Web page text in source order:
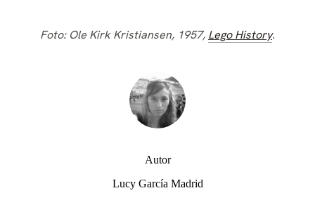
Foto: Ole Kirk Kristiansen, 1957, Lego History.
Autor
Lucy García Madrid